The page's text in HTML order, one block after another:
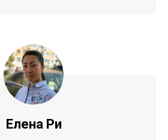
Елена Ри